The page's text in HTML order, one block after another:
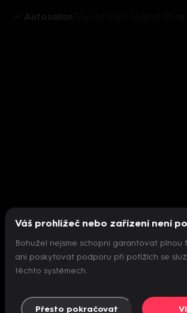
Autosalon
Nepodařilo se inicializovat
Váš prohlížeč nebo zařízení není
Bohužel nejsme schopni garantovat plnou
ani poskytovat podporu při potížích se
těchto systémech.
Přesto pokračovat